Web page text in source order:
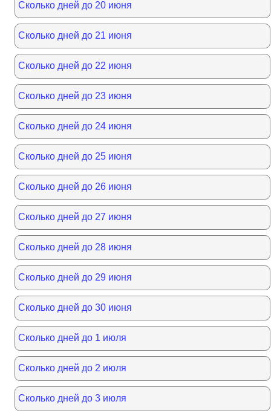
Сколько дней до 20 июня
Сколько дней до 21 июня
Сколько дней до 22 июня
Сколько дней до 23 июня
Сколько дней до 24 июня
Сколько дней до 25 июня
Сколько дней до 26 июня
Сколько дней до 27 июня
Сколько дней до 28 июня
Сколько дней до 29 июня
Сколько дней до 30 июня
Сколько дней до 1 июля
Сколько дней до 2 июля
Сколько дней до 3 июля